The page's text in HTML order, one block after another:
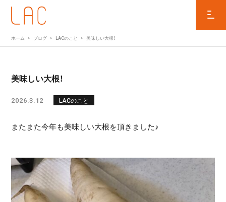
ホーム ブログ LACのこと 美味しい大根！
美味しい大根！
2026.3.12 LACのこと
またまた今年も美味しい大根を頂きました♪